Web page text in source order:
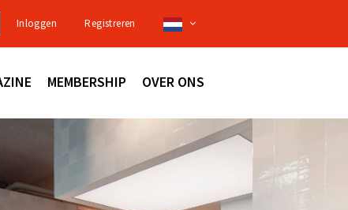
Inloggen Registreren
MEMBERSHIP OVER ONS